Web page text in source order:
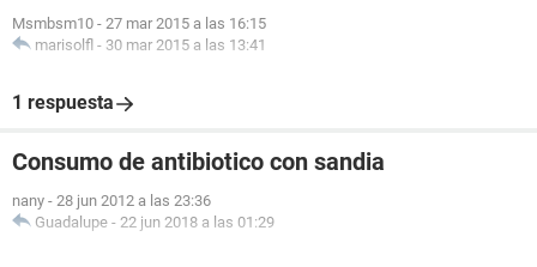
Msmbsm10 - 27 mar 2015 a las 16:15
marisolfl - 30 mar 2015 a las 13:41
1 respuesta
Consumo de antibiotico con sandia
nany - 28 jun 2012 a las 23:36
Guadalupe - 22 jun 2018 a las 01:29